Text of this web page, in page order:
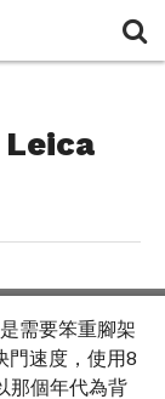
Leica
需要笨重腳架
門速度，使用8
那個年代為背